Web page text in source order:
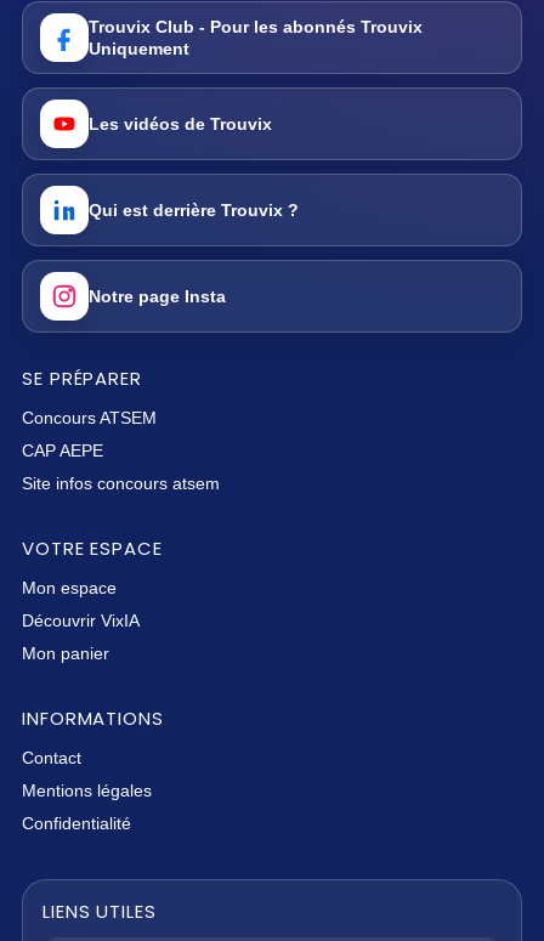
Trouvix Club - Pour les abonnés Trouvix
Uniquement
Les vidéos de Trouvix
Qui est derrière Trouvix ?
Notre page Insta
SE PRÉPARER
Concours ATSEM
CAP AEPE
Site infos concours atsem
VOTRE ESPACE
Mon espace
Découvrir VixIA
Mon panier
INFORMATIONS
Contact
Mentions légales
Confidentialité
LIENS UTILES